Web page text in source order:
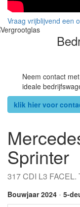
Vraag vrijblijvend een
Neem contact
ideale
klik hier voor
Sprinter
317 CDI L3
Bouwjaar 2024 • 5-